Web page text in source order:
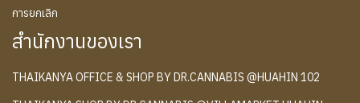
การยกเลิก
สำนักงานของเรา
THAIKANYA OFFICE & SHOP BY DR.CANNABIS @HUAHIN 102